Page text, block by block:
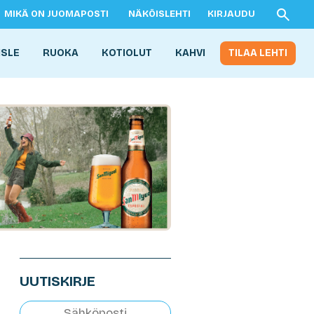
MIKÄ ON JUOMAPOSTI NÄKÖISLEHTI KIRJAUDU
RUOKA KOTIOLUT KAHVI TILAA LEHTI
UUTISKIRJE